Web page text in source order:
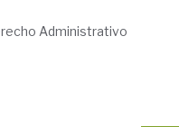
Administrativo